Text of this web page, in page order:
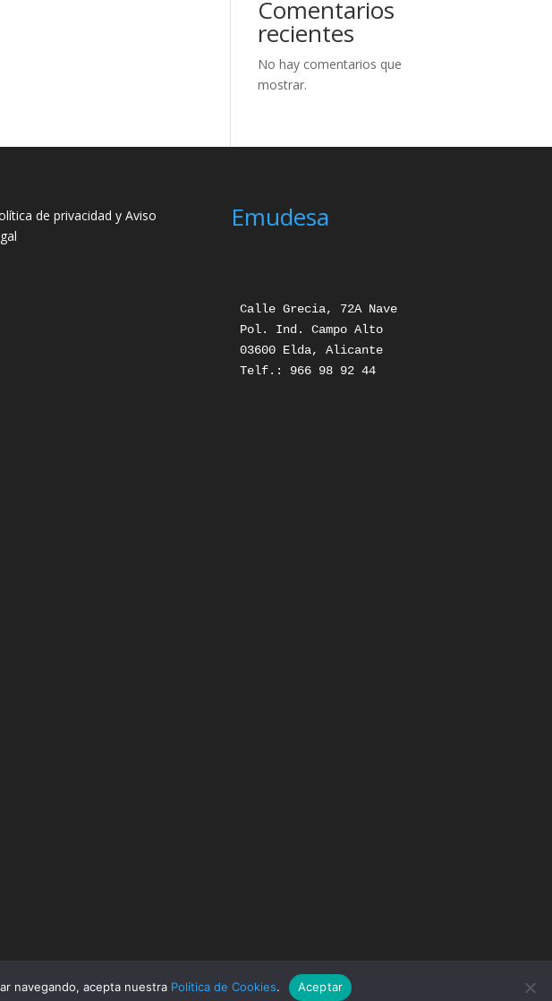
Comentarios
recientes
No hay comentarios que
mostrar.
de privacidad y Aviso
Emudesa
Calle Grecia, 72A Nave
Pol. Ind. Campo Alto
03600 Elda, Alicante
Telf.: 966 98 92 44
navegando, acepta nuestra Política de Cookies. Aceptar